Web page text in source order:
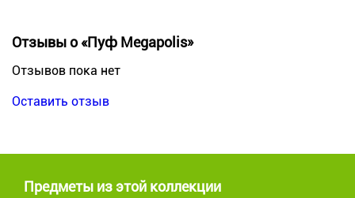
Отзывы о «Пуф Megapolis»
Отзывов пока нет
Оставить отзыв
Предметы из этой коллекции